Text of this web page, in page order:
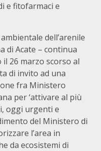
e fitofarmaci e
dell’arenile
di Acate – continua
26 marzo scorso al
di invito ad una
fra Ministero
per ‘attivare al più
oggi urgenti e
del Ministero di
l’area in
da ecosistemi di